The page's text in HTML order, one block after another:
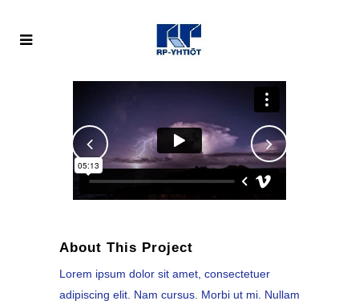
About This Project
Lorem ipsum dolor sit amet, consectetuer
adipiscing elit. Nam cursus. Morbi ut mi. Nullam